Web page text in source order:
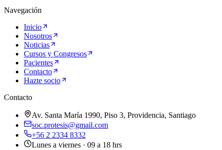
Navegación
Inicio
Nosotros
Noticias
Cursos y Congresos
Pacientes
Contacto
Hazte socio
Contacto
Av. Santa María 1990, Piso 3, Providencia, Santiago
soc.protesis@gmail.com
+56 2 2334 8332
Lunes a viernes · 09 a 18 hrs